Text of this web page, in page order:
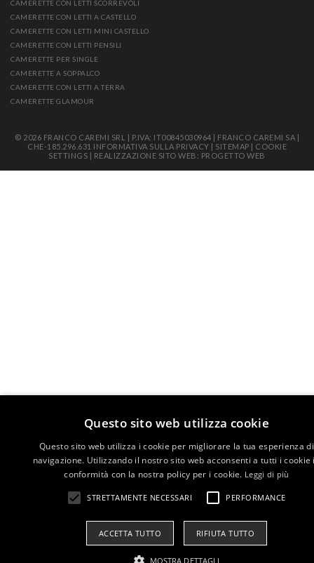
CAMERETTE CON LETTI SCORREVOLI
CAMERETTE CON LETTI A CASTELLO
CAMERETTE CON LETTI MINI CASTELLO
CAMERETTE CON LETTI PENSILI
CAMERETTE PER SINGLE
CAMERETTE A SOPPALCO
CAMERETTE CON LETTI A TERRA
CAMERETTE GLAMOUR
© 2026 FRANCO CAREMI SRL | P.IVA: IT00845030964 | FRANCO CAREMI SA |
CHE-185.296.631 INFORMATIVA SULLA PRIVACY SITEMAP
COOKIE
SETTINGS
REALIZZAZIONE SITO WEB: PROGETTO WEB
Questo sito web utilizza cookie
Questo sito web utilizza i cookie per migliorare la tua esperienza di
navigazione. Utilizzando il nostro sito web acconsenti a tutti i cookie
conformità con la nostra policy per i cookie. Leggi di più
STRETTAMENTE NECESSARI PERFORMANCE
ACCETTA TUTTO RIFIUTA TUTTO
MOSTRA DETTAGLI